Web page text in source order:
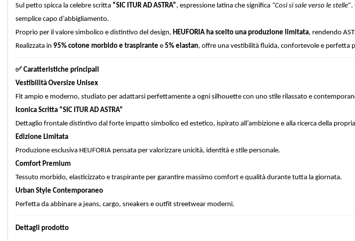
Sul petto spicca la celebre scritta “SIC ITUR AD ASTRA”, espressione latina che significa “Così si sale verso le stelle”.
semplice capo d’abbigliamento.
Proprio per il valore simbolico e distintivo del design, HEUFORIA ha scelto una produzione limitata, rendendo
Realizzata in 95% cotone morbido e traspirante e 5% elastan, offre una vestibilità fluida, confortevole e perfetta
✅ Caratteristiche principali
Vestibilità Oversize Unisex
Fit ampio e moderno, studiato per adattarsi perfettamente a ogni silhouette con uno stile rilassato e
Iconica Scritta “SIC ITUR AD ASTRA”
Dettaglio frontale distintivo dal forte impatto simbolico ed estetico, ispirato all’ambizione e alla ricerca della
Edizione Limitata
Produzione esclusiva HEUFORIA pensata per valorizzare unicità, identità e stile personale.
Comfort Premium
Tessuto morbido, elasticizzato e traspirante per garantire massimo comfort e qualità durante tutta la giornata.
Urban Style Contemporaneo
Perfetta da abbinare a jeans, cargo, sneakers e outfit streetwear moderni.
Dettagli prodotto